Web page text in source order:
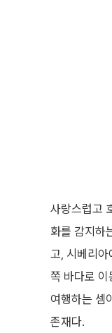
사랑스럽고
화를 감지하
고, 시베리
쪽 바다로
여행하는 셈
존재다.